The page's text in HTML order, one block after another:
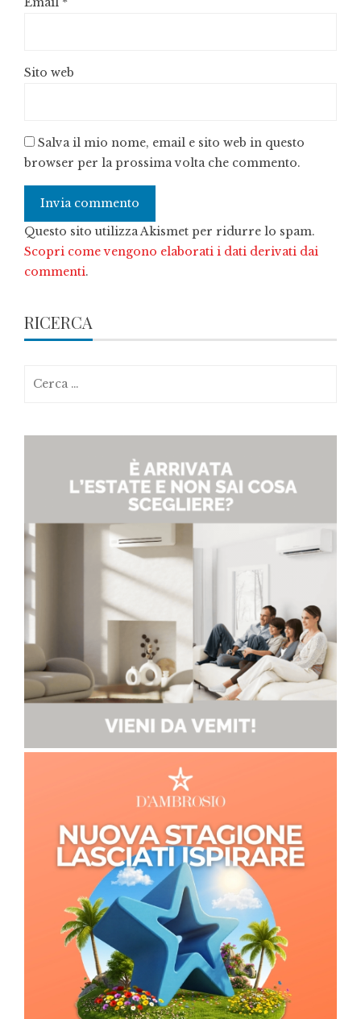
Sito web
Salva il mio nome, email e sito web in questo
browser per la prossima volta che commento.
Questo sito utilizza Akismet per ridurre lo spam.
Scopri come vengono elaborati i dati derivati dai
commenti.
RICERCA